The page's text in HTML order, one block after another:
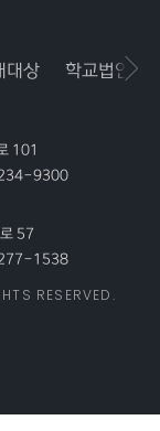
101
9300
57
1538
대상 학교법인공
RESERVED.